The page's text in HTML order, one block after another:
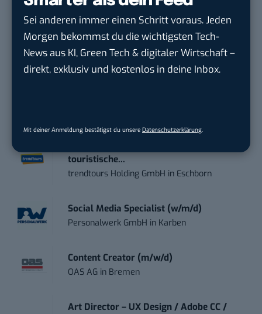
Sei anderen immer einen Schritt voraus. Jeden
Morgen bekommst du die wichtigsten Tech-
News aus KI, Green Tech & digitaler Wirtschaft –
direkt, exklusiv und kostenlos in deine Inbox.
Mit deiner Anmeldung bestätigst du unsere Datenschutzerklärung.
damit ihren Vorsprung.
Hier kannst du dich
kostenlos anmelden.
STELLENANZEIGEN
touristische...
trendtours Holding GmbH in Eschborn
Social Media Specialist (w/m/d)
Personalwerk GmbH in Karben
Content Creator (m/w/d)
OAS AG in Bremen
Art Director – UX Design / Adobe CC /